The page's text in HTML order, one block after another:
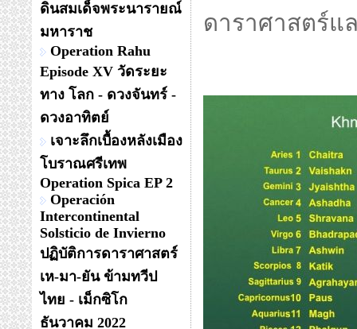
ดินสมเด็จพระนารายณ์
มหาราช
Operation Rahu
Episode XV วัดระยะ
ทาง โลก - ดวงจันทร์ -
ดวงอาทิตย์
เจาะลึกเบื้องหลังเมือง
โบราณศรีเทพ
Operation Spica EP 2
Operación
Intercontinental
Solsticio de Invierno
ปฏิบัติการดาราศาสตร์
เห-มา-ยัน ข้ามทวีป
ไทย - เม็กซิโก
ธันวาคม 2022
ดาราศาสตร์แ